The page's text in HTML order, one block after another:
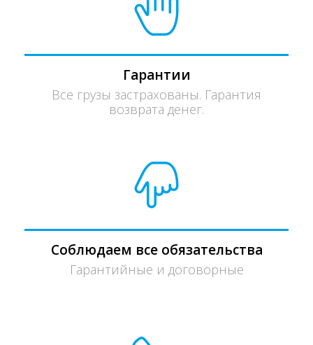
Гарантии
Все грузы застрахованы. Гарантия
возврата денег.
Соблюдаем все обязательства
Гарантийные и договорные